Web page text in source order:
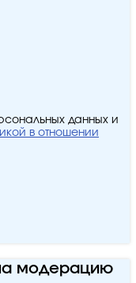
данных и
в отношении
модерацию